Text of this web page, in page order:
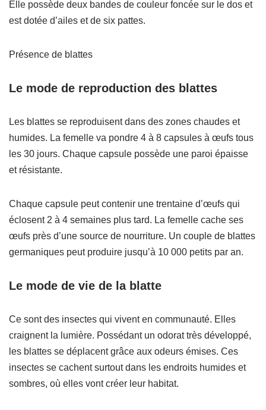
Elle possède deux bandes de couleur foncée sur le dos et
est dotée d’ailes et de six pattes.
Présence de blattes
Le mode de reproduction des blattes
Les blattes se reproduisent dans des zones chaudes et
humides. La femelle va pondre 4 à 8 capsules à œufs tous
les 30 jours. Chaque capsule possède une paroi épaisse
et résistante.
Chaque capsule peut contenir une trentaine d’œufs qui
éclosent 2 à 4 semaines plus tard. La femelle cache ses
œufs près d’une source de nourriture. Un couple de blattes
germaniques peut produire jusqu’à 10 000 petits par an.
Le mode de vie de la blatte
Ce sont des insectes qui vivent en communauté. Elles
craignent la lumière. Possédant un odorat très développé,
les blattes se déplacent grâce aux odeurs émises. Ces
insectes se cachent surtout dans les endroits humides et
sombres, où elles vont créer leur habitat.